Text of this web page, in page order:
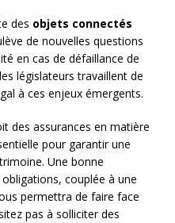
des objets connectés
de nouvelles questions
en cas de défaillance de
législateurs travaillent de
à ces enjeux émergents.
des assurances en matière
pour garantir une
Une bonne
couplée à une
permettra de faire face
pas à solliciter des